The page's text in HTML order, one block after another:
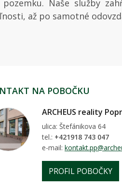
Naše služby
až po samotné
NA POBOČKU
ARCHEUS reality
ulica: Štefánikova 64
tel.: +421918 743 047
e-mail:
PROFIL POBOČKY